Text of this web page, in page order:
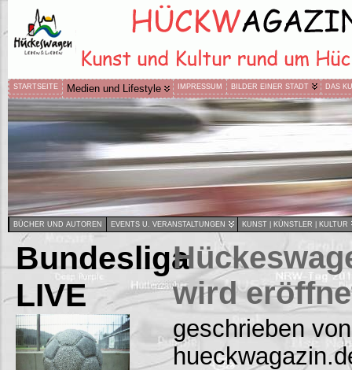
STARTSEITE Medien und Lifestyle IMPRESSUM BILDER EINER STADT DAS
BÜCHER UND AUTOREN EVENTS U. VERANSTALTUNGEN KUNST | KÜNSTLER | KULTUR
Bundesliga
LIVE
wird
geschrieben